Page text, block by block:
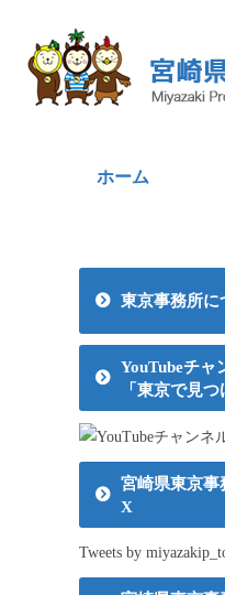
ホーム
東京事務所に
YouTubeチャ
「東京で見つ
宮崎県東京事
X
Tweets by